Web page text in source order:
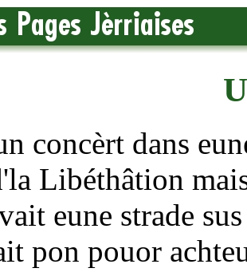
concèrt dans
Libéthâtion
eune strade
pon pouor